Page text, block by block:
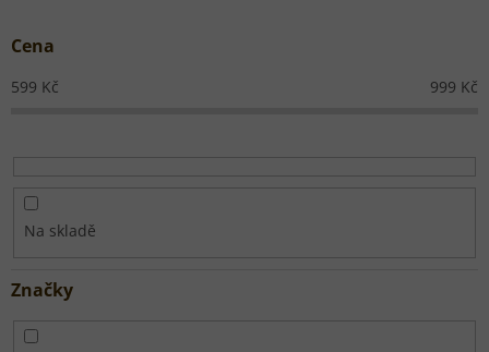
r
d
Cena
599 Kč 999 Kč
Na skladě
Značky